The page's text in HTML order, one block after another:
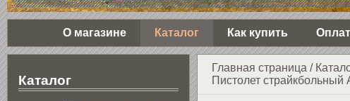
О магазине Каталог Как купить
Главная страница /
Пистолет
Каталог